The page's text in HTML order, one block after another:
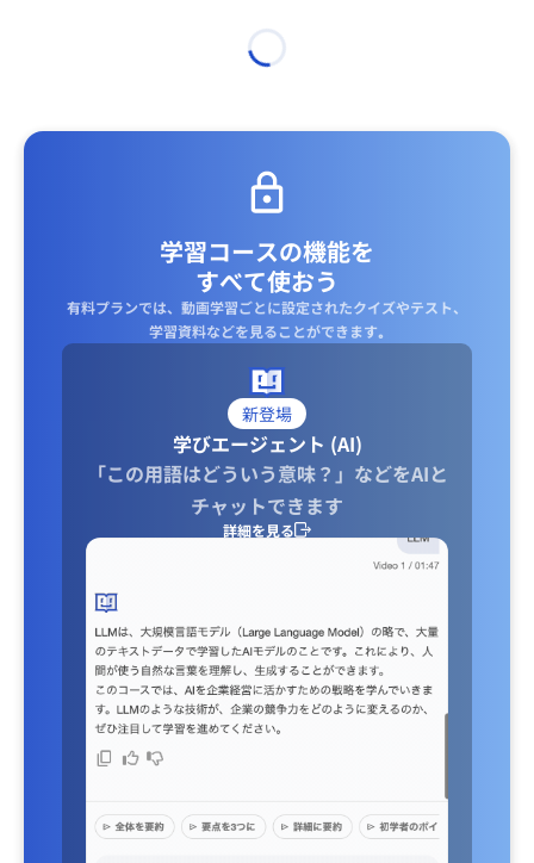
学習コースの機能を
すべて使おう
有料プランでは、動画学習ごとに設定されたクイズやテスト、
学習資料などを見ることができます｡
新登場
学びエージェント (AI)
「この用語はどういう意味？」などをAIと
チャットできます
詳細を見る